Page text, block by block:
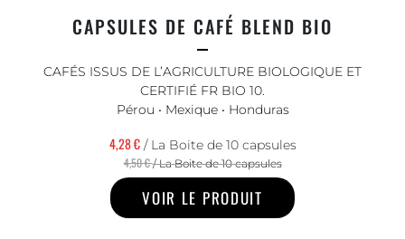
CAPSULES DE CAFÉ BLEND BIO
CAFÉS ISSUS DE L’AGRICULTURE BIOLOGIQUE ET
CERTIFIÉ FR BIO 10.
Pérou • Mexique • Honduras
4,28 €/ La Boite de 10 capsules
4,50 €/ La Boite de 10 capsules
VOIR LE PRODUIT